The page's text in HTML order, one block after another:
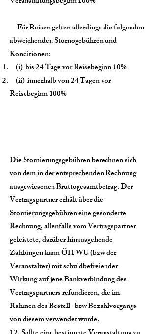
Für Reisen gelten allerdings die folgenden
abweichenden Stornogebühren und
Konditionen:
(i) bis 24 Tage vor Reisebeginn 10%
(ii) innerhalb von 24 Tagen vor
Reisebeginn 100%
Die Stornierungsgebühren berechnen sich
von dem in der entsprechenden Rechnung
ausgewiesenen Bruttogesamtbetrag. Der
Vertragspartner erhält über die
Stornierungsgebühren eine gesonderte
Rechnung, allenfalls vom Vertragspartner
geleistete, darüber hinausgehende
Zahlungen kann ÖH WU (bzw der
Veranstalter) mit schuldbefreiender
Wirkung auf jene Bankverbindung des
Vertragspartners refundieren, die im
Rahmen des Bestell- bzw Bezahlvorgangs
von diesem verwendet wurde.